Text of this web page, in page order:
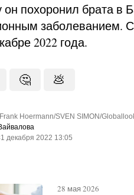
он похоронил брата в
заболеванием.
2022 года.
🤔 💩
Hoermann/SVEN SIMON/
декабря 2022 13:05
28 мая 2026